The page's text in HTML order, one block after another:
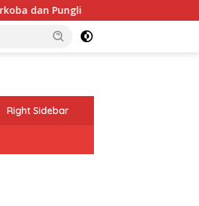
Pelepasan Kontingen Gerakan
Right Sidebar